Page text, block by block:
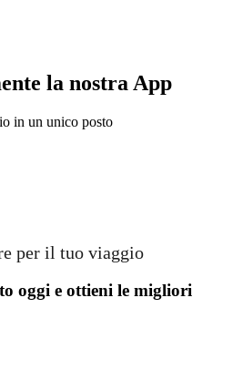
la nostra App
in un unico posto
per il tuo viaggio
oggi e ottieni le migliori